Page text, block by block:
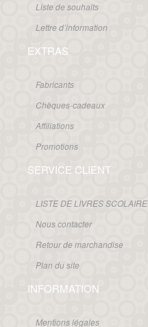
Liste de souhaits
Lettre d’information
EXTRAS
Fabricants
Chèques-cadeaux
Affiliations
Promotions
SERVICE CLIENT
LISTE DE LIVRES SCOLAIRE
Nous contacter
Retour de marchandise
Plan du site
INFORMATION
Mentions légales